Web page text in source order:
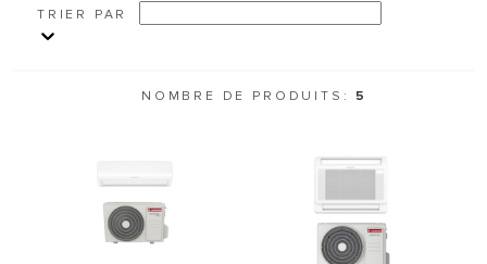
TRIER PAR
NOMBRE DE PRODUITS: 5